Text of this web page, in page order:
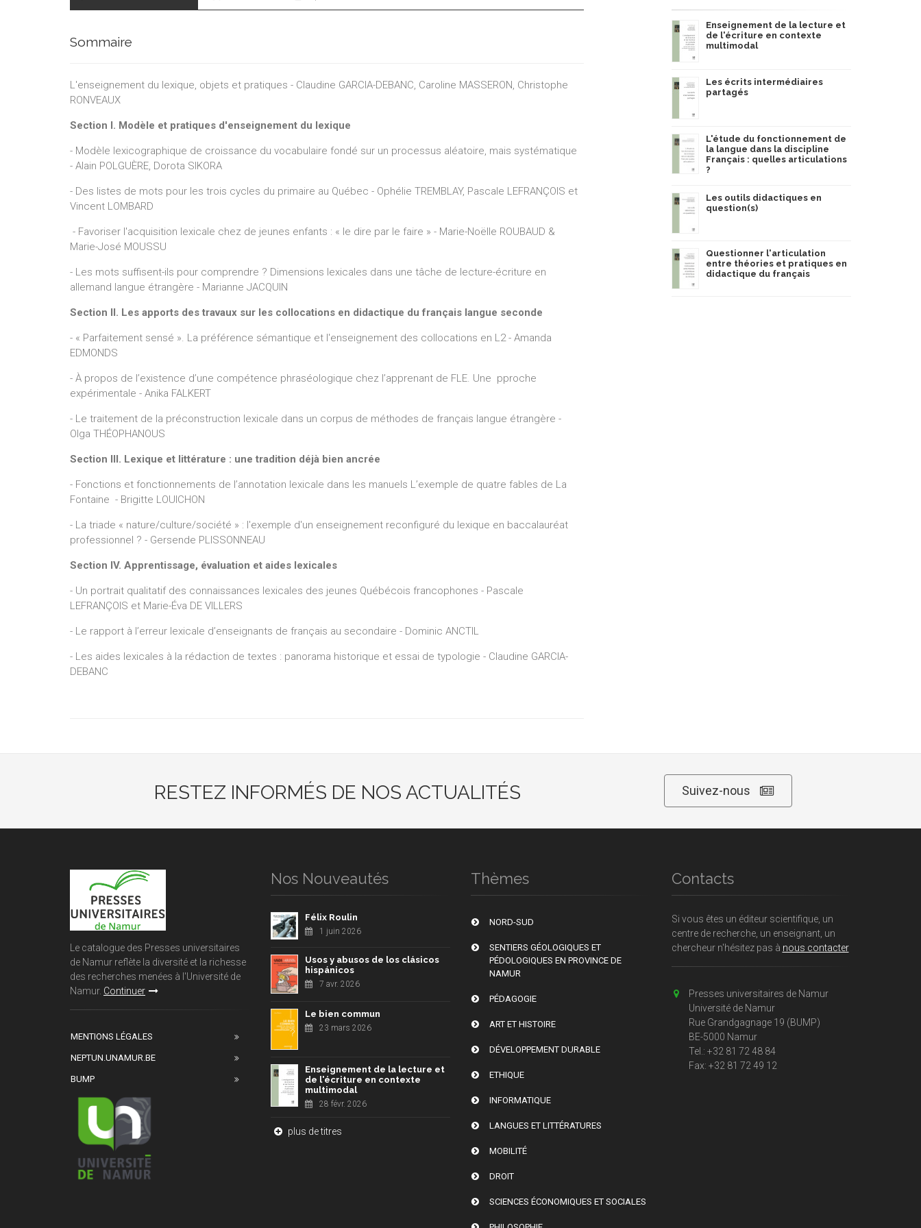
Vincent Lombard
Alain Polguère
Olga Théophanous
Ophélie Tremblay
Sommaire
L'enseignement du lexique, objets et pratiques - Claudine GARCIA-DEBANC, Caroline MASSERON, Christophe
RONVEAUX
Section I. Modèle et pratiques d'enseignement du lexique
- Modèle lexicographique de croissance du vocabulaire fondé sur un processus aléatoire, mais systématique
- Alain POLGUÈRE, Dorota SIKORA
- Des listes de mots pour les trois cycles du primaire au Québec - Ophélie TREMBLAY, Pascale LEFRANÇOIS et
Vincent LOMBARD
- Favoriser l'acquisition lexicale chez de jeunes enfants : « le dire par le faire » - Marie-Noëlle ROUBAUD &
Marie-José MOUSSU
- Les mots suffisent-ils pour comprendre ? Dimensions lexicales dans une tâche de lecture-écriture en
allemand langue étrangère - Marianne JACQUIN
Section II. Les apports des travaux sur les collocations en didactique du français langue seconde
- « Parfaitement sensé ». La préférence sémantique et l'enseignement des collocations en L2 - Amanda
EDMONDS
- À propos de l’existence d’une compétence phraséologique chez l’apprenant de FLE. Une pproche
expérimentale - Anika FALKERT
- Le traitement de la préconstruction lexicale dans un corpus de méthodes de français langue étrangère -
Olga THÉOPHANOUS
Section III. Lexique et littérature : une tradition déjà bien ancrée
- Fonctions et fonctionnements de l’annotation lexicale dans les manuels L’exemple de quatre fables de La
Fontaine - Brigitte LOUICHON
- La triade « nature/culture/société » : l'exemple d'un enseignement reconfiguré du lexique en baccalauréat
professionnel ? - Gersende PLISSONNEAU
Section IV. Apprentissage, évaluation et aides lexicales
- Un portrait qualitatif des connaissances lexicales des jeunes Québécois francophones - Pascale
LEFRANÇOIS et Marie-Éva DE VILLERS
- Le rapport à l’erreur lexicale d’enseignants de français au secondaire - Dominic ANCTIL
- Les aides lexicales à la rédaction de textes : panorama historique et essai de typologie - Claudine GARCIA-
DEBANC
Enseignement de la lecture et
de l'écriture en contexte
multimodal
Les écrits intermédiaires
partagés
L'étude du fonctionnement de
la langue dans la discipline
Français : quelles articulations
?
Les outils didactiques en
question(s)
Questionner l'articulation
entre théories et pratiques en
didactique du français
RESTEZ INFORMÉS DE NOS ACTUALITÉS Suivez-nous
Le catalogue des Presses universitaires
de Namur reflète la diversité et la richesse
des recherches menées à l'Université de
Namur. Continuer
MENTIONS LÉGALES
NEPTUN.UNAMUR.BE
BUMP
Nos Nouveautés
Félix Roulin
1 juin 2026
Usos y abusos de los clásicos
hispánicos
7 avr. 2026
Le bien commun
23 mars 2026
Enseignement de la lecture et
de l'écriture en contexte
multimodal
28 févr. 2026
plus de titres
Thèmes
NORD-SUD
SENTIERS GÉOLOGIQUES ET
PÉDOLOGIQUES EN PROVINCE DE
NAMUR
PÉDAGOGIE
ART ET HISTOIRE
DÉVELOPPEMENT DURABLE
ETHIQUE
INFORMATIQUE
LANGUES ET LITTÉRATURES
MOBILITÉ
DROIT
SCIENCES ÉCONOMIQUES ET SOCIALES
Contacts
Si vous êtes un éditeur scientifique, un
centre de recherche, un enseignant, un
chercheur n'hésitez pas à nous contacter
Presses universitaires de Namur
Université de Namur
Rue Grandgagnage 19 (BUMP)
BE-5000 Namur
Tel.: +32 81 72 48 84
Fax: +32 81 72 49 12